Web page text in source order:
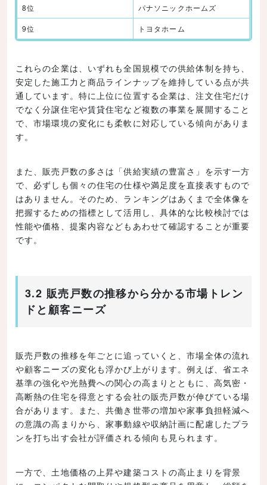
8位 パナソニックホームズ
9位 トヨタホーム
これらの企業は、いずれも全国規模での供給体制を持ち、
安定した施工力と商品ラインナップを維持している点が共
通しています。特に上位に位置する企業は、注文住宅だけ
でなく分譲住宅や賃貸住宅など複数の事業を展開すること
で、市場環境の変化にも柔軟に対応している傾向がありま
す。
また、販売戸数の多さは「供給実績の豊富さ」を示す一方
で、必ずしも個々の住宅の仕様や満足度を直接表すもので
はありません。そのため、ランキングはあくまで全体像を
把握するための指標として活用し、具体的な比較検討では
性能や価格、提案内容などもあわせて確認することが重要
です。
3.2 販売戸数の推移から分かる市場トレン
ドと顧客ニーズ
販売戸数の推移を年ごとに追っていくと、市場全体の流れ
や顧客ニーズの変化も浮かび上がります。例えば、省エネ
基準の強化や光熱費への関心の高まりとともに、高気密・
高断熱の住宅を得意とする会社の販売戸数が伸びている場
合があります。また、共働き世帯の増加や家事負担軽減へ
の意識の高まりから、家事動線や収納計画に配慮したプラ
ンを打ち出す会社が評価される傾向も見られます。
一方で、土地価格の上昇や建築コストの高止まりを背景